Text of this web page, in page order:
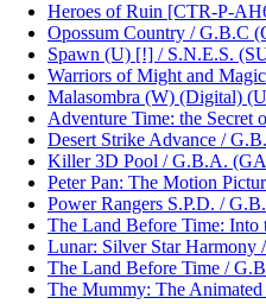
Heroes of Ruin [CTR-P-
Opossum Country / G.B.C
Spawn (U) [!] / S.N.E.S.
Warriors of Might and
Malasombra (W) (Digital)
Adventure Time: the
Desert Strike Advance /
Killer 3D Pool / G.B.A.
Peter Pan: The Motion
Power Rangers S.P.D. /
The Land Before Time:
Lunar: Silver Star Harmony
The Land Before Time /
The Mummy: The